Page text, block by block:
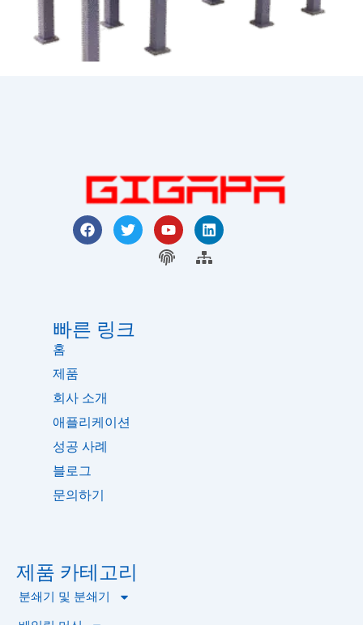
해양 폐기물 벌크 기계
F
a
k
트
위
유
튜
브
링
크
인
지
문
사
이
빠른 링크
홈
제품
회사 소개
애플리케이션
성공 사례
블로그
문의하기
제품 카테고리
분쇄기 및 분쇄기